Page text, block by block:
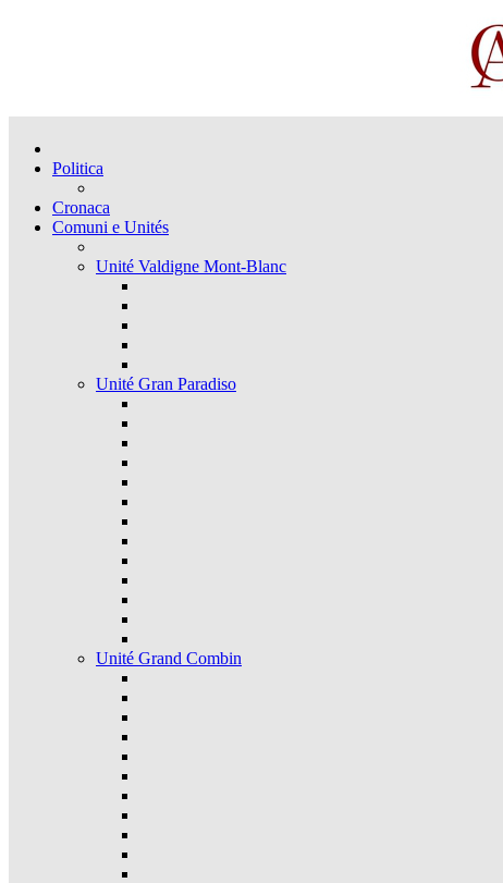
Politica
Cronaca
Comuni e Unités
Unité Valdigne Mont-Blanc
Unité Gran Paradiso
Unité Grand Combin